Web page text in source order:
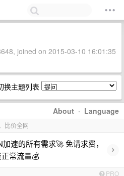
joined on 2015-03-10 16:01:35
换主题列表
About · Language
比价全网
速的所有需求🚀 免请求费，
常流量💰
›
PRO